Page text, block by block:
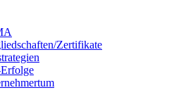
Zertifikate